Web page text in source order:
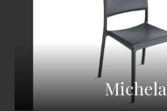
Michela